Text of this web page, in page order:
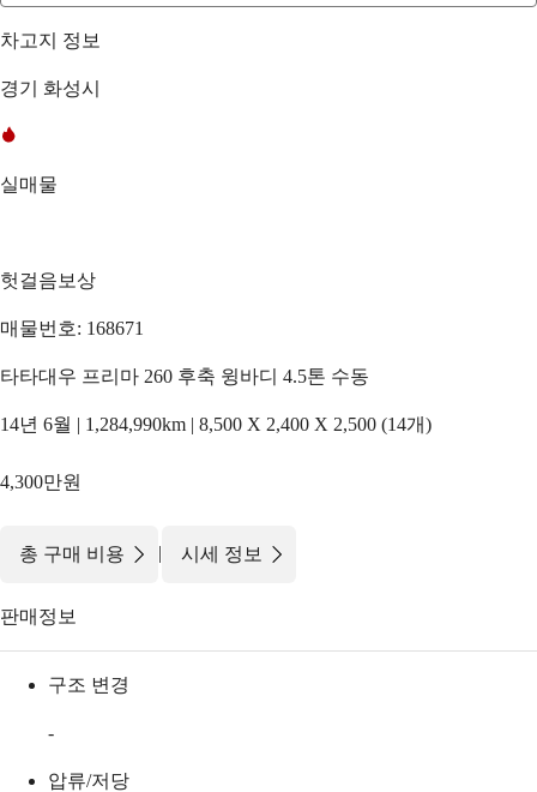
차고지 정보
경기 화성시
실매물
헛걸음보상
매물번호: 168671
타타대우 프리마 260 후축 윙바디 4.5톤 수동
14년 6월 | 1,284,990km | 8,500 X 2,400 X 2,500 (14개)
4,300만원
총 구매 비용 | 시세 정보
판매정보
구조 변경
-
압류/저당